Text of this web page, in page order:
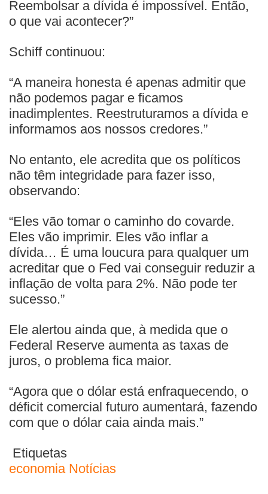
Reembolsar a dívida é impossível. Então,
o que vai acontecer?”
Schiff continuou:
“A maneira honesta é apenas admitir que
não podemos pagar e ficamos
inadimplentes. Reestruturamos a dívida e
informamos aos nossos credores.”
No entanto, ele acredita que os políticos
não têm integridade para fazer isso,
observando:
“Eles vão tomar o caminho do covarde.
Eles vão imprimir. Eles vão inflar a
dívida… É uma loucura para qualquer um
acreditar que o Fed vai conseguir reduzir a
inflação de volta para 2%. Não pode ter
sucesso.”
Ele alertou ainda que, à medida que o
Federal Reserve aumenta as taxas de
juros, o problema fica maior.
“Agora que o dólar está enfraquecendo, o
déficit comercial futuro aumentará, fazendo
com que o dólar caia ainda mais.”
Etiquetas
economia Notícias